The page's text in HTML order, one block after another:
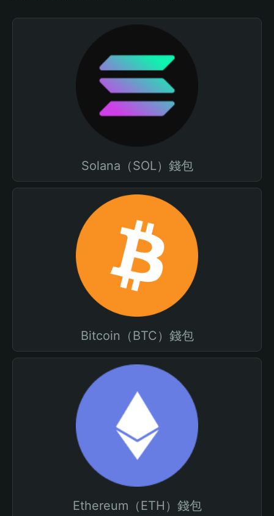
Solana（SOL）錢包
Bitcoin（BTC）錢包
Ethereum（ETH）錢包